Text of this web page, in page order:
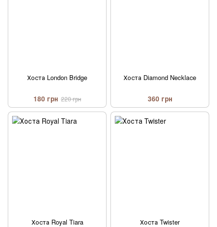
Хоста London Bridge
180 грн 220 грн
Хоста Diamond Necklaсe
360 грн
Хоста Royal Tiara Хоста Twister